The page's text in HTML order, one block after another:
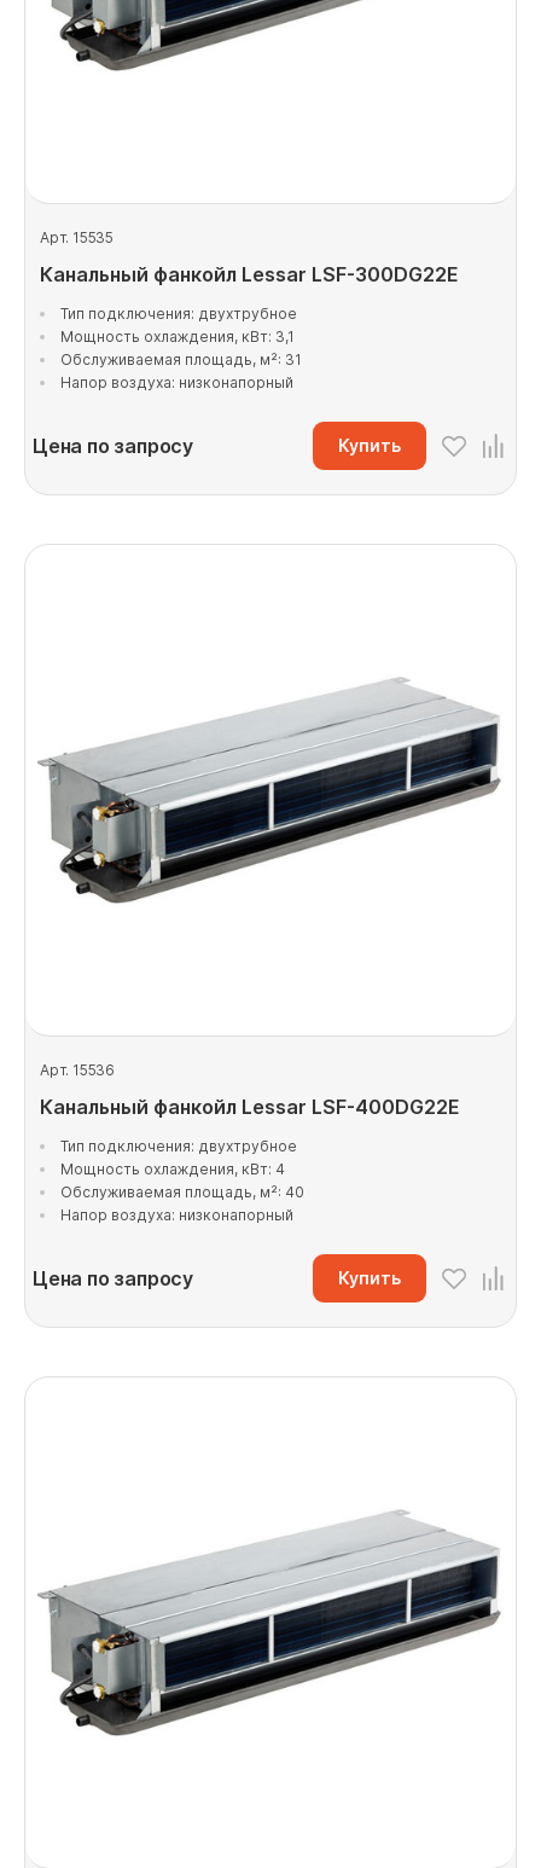
Арт. 15535
Канальный фанкойл Lessar LSF-300DG22E
Тип подключения: двухтрубное
Мощность охлаждения, кВт: 3,1
Обслуживаемая площадь, м²: 31
Напор воздуха: низконапорный
Цена по запросу Купить
Арт. 15536
Канальный фанкойл Lessar LSF-400DG22E
Тип подключения: двухтрубное
Мощность охлаждения, кВт: 4
Обслуживаемая площадь, м²: 40
Напор воздуха: низконапорный
Цена по запросу Купить